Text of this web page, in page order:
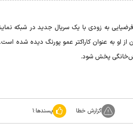
به زودی با یک سریال جدید در شبکه
از او به عنوان کاراکتر عمو پورنگ دیده شده
پخش شود.
گزارش خطا پسندها:۱